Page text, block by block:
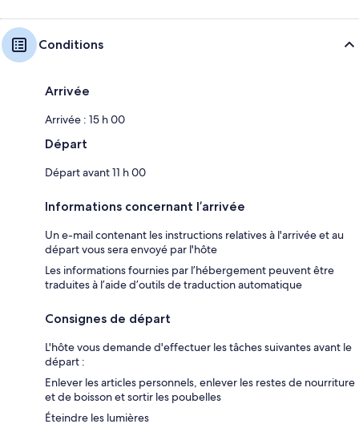
Conditions
Arrivée
Arrivée : 15 h 00
Départ
Départ avant 11 h 00
Informations concernant l’arrivée
Un e-mail contenant les instructions relatives à l'arrivée et au
départ vous sera envoyé par l'hôte
Les informations fournies par l’hébergement peuvent être
traduites à l’aide d’outils de traduction automatique
Consignes de départ
L'hôte vous demande d'effectuer les tâches suivantes avant le
départ :
Enlever les articles personnels, enlever les restes de nourriture
et de boisson et sortir les poubelles
Éteindre les lumières